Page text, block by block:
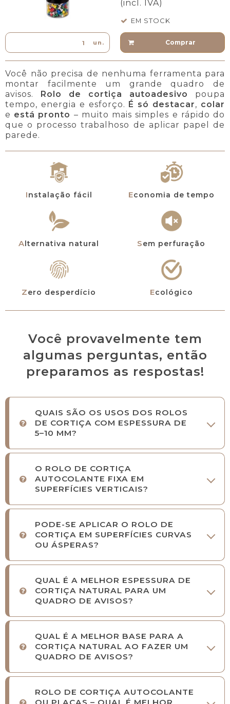
(incl. IVA)
EM STOCK
un. Comprar
Você não precisa de nenhuma ferramenta para
montar facilmente um grande quadro de
avisos. Rolo de cortiça autoadesivo
poupa
tempo, energia e esforço. É só destacar, colar
e está pronto – muito mais simples e rápido do
que o processo trabalhoso de aplicar papel de
parede.
Instalação fácil Economia de tempo
Alternativa natural Sem perfuração
Zero desperdício Ecológico
Você provavelmente tem
algumas perguntas, então
preparamos as respostas!
QUAIS SÃO OS USOS DOS ROLOS
DE CORTIÇA COM ESPESSURA DE
5–10 MM?
O ROLO DE CORTIÇA
AUTOCOLANTE FIXA EM
SUPERFÍCIES VERTICAIS?
PODE-SE APLICAR O ROLO DE
CORTIÇA EM SUPERFÍCIES CURVAS
OU ÁSPERAS?
QUAL É A MELHOR ESPESSURA DE
CORTIÇA NATURAL PARA UM
QUADRO DE AVISOS?
QUAL É A MELHOR BASE PARA A
CORTIÇA NATURAL AO FAZER UM
QUADRO DE AVISOS?
ROLO DE CORTIÇA AUTOCOLANTE